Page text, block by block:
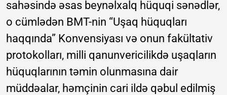
sahəsində əsas beynəlxalq hüquqi sənədlər,
o cümlədən BMT-nin “Uşaq hüquqları
haqqında” Konvensiyası və onun fakültativ
protokolları, milli qanunvericilikdə uşaqların
hüquqlarının təmin olunmasına dair
müddəalar, həmçinin cari ildə qəbul edilmiş